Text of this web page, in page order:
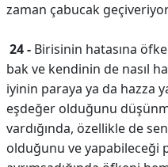
zaman çabucak
24 - Birisinin hatasına
bak ve kendinin de nasıl
iyinin paraya ya da hazza
eşdeğer olduğunu
vardığında, özellikle de
olduğunu ve yapabileceği